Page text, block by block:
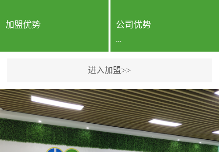
加盟优势 公司优势
...
专利保护优势、双甲资质
企业（“室内环境净化治理
甲级施工资质”“室内环境
污染治理资质等级证
书”）、拥有多名高级《环
进入加盟>>